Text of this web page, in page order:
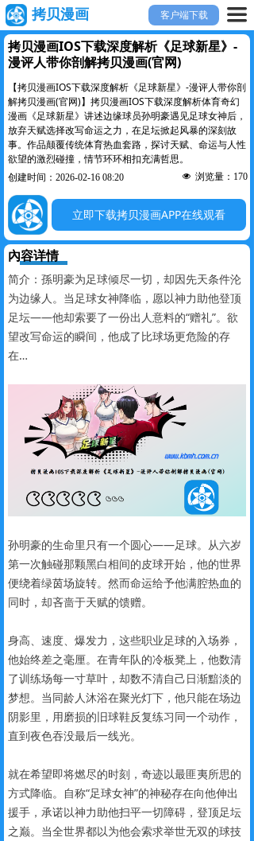
拷贝漫画 끀
客户端下载
內容详情
简介：孫明豪为足球倾尽一切，却因先天条件沦
为边缘人。当足球女神降临，愿以神力助他登顶
足坛——他却索要了一份出人意料的“赠礼”。欲
望改写命运的瞬间，他成了比球场更危险的存
在…
孙明豪的生命里只有一个圆心——足球。从六岁
第一次触碰那颗黑白相间的皮球开始，他的世界
便绕着绿茵场旋转。然而命运给予他满腔热血的
同时，却吝啬于天赋的馈赠。
身高、速度、爆发力，这些职业足球的入场券，
他始终差之毫厘。在青年队的冷板凳上，他数清
了训练场每一寸草叶，却数不清自己日渐黯淡的
梦想。当同龄人沐浴在聚光灯下，他只能在场边
阴影里，用磨损的旧球鞋反复练习同一个动作，
直到夜色吞没最后一线光。
就在希望即将燃尽的时刻，奇迹以最匪夷所思的
方式降临。自称“足球女神”的神秘存在向他伸出
援手，承诺以神力助他扫平一切障碍，登顶足坛
之巅。当全世界都以为他会索求举世无双的球技
拷贝漫画IOS下载深度解析《足球新星》-
漫评人带你剖解拷贝漫画(官网)
【拷贝漫画IOS下载深度解析《足球新星》-漫评人带你剖
解拷贝漫画(官网)】拷贝漫画IOS下载深度解析体育奇幻
漫画《足球新星》讲述边缘球员孙明豪遇见足球女神后，
放弃天赋选择改写命运之力，在足坛掀起风暴的深刻故
事。作品颠覆传统体育热血套路，探讨天赋、命运与人性
欲望的激烈碰撞，情节环环相扣充满哲思。
创建时间： 2026-02-16 08:20 넶 浏览量： 170
立即下载拷贝漫画APP在线观看